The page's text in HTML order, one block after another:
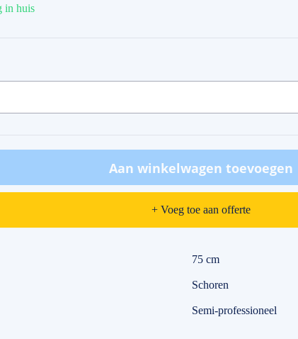
in huis
Aan winkelwagen toevoegen
+ Voeg toe aan offerte
75 cm
Schoren
Semi-professioneel